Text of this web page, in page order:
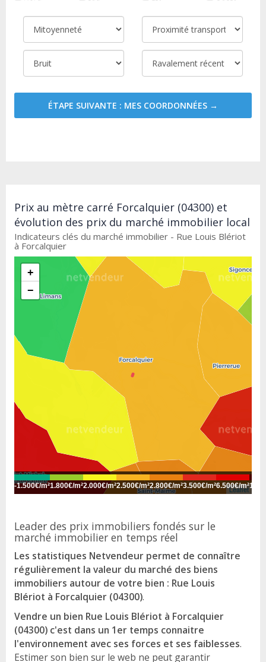
ÉTAPE SUIVANTE : MES COORDONNÉES →
Prix au mètre carré Forcalquier (04300) et
évolution des prix du marché immobilier local
Indicateurs clés du marché immobilier - Rue Louis Blériot
à Forcalquier
+
−
Leaflet
-1.500€/m²1.800€/m²2.000€/m²2.500€/m²2.800€/m²3.500€/m²6.500€/m²
Leader des prix immobiliers fondés sur le
marché immobilier en temps réel
Les statistiques Netvendeur permet de connaître
régulièrement la valeur du marché des biens
immobiliers autour de votre bien : Rue Louis
Blériot à Forcalquier (04300).
Vendre un bien Rue Louis Blériot à Forcalquier
(04300) c'est dans un 1er temps connaitre
l'environnement avec ses forces et ses faiblesses.
Estimer son bien sur le web ne peut garantir